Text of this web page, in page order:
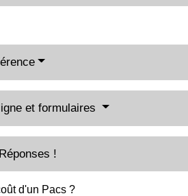
et formulaires
!
d'un Pacs ?